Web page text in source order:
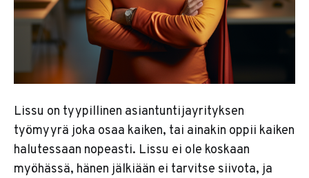
Lissu on tyypillinen asiantuntijayrityksen
työmyyrä joka osaa kaiken, tai ainakin oppii kaiken
halutessaan nopeasti. Lissu ei ole koskaan
myöhässä, hänen jälkiään ei tarvitse siivota, ja